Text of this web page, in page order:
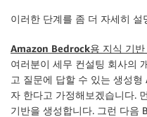
이러한 단계를 좀 더 자세히 설
Amazon Bedrock용 지식 기반
여러분이 세무 컨설팅 회사의
고 질문에 답할 수 있는 생성형
자 한다고 가정해보겠습니다.
기반을 생성합니다. 그런 다음